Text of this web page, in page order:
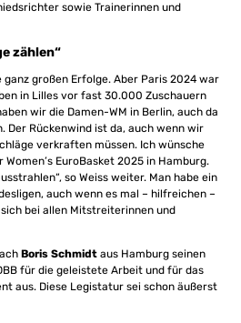
sowie Trainerinnen und
zählen“
ganz großen Erfolge. Aber Paris 2024 war
in Lilles vor fast 30.000 Zuschauern
wir die Damen-WM in Berlin, auch da
Der Rückenwind ist da, auch wenn wir
verkraften müssen. Ich wünsche
EuroBasket 2025 in Hamburg.
so Weiss weiter. Man habe ein
auch wenn es mal – hilfreichen –
bei allen Mitstreiterinnen und
Boris Schmidt aus Hamburg seinen
für die geleistete Arbeit und für das
aus. Diese Legistatur sei schon äußerst